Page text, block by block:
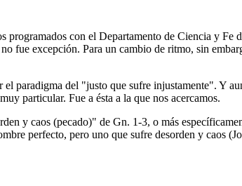
con el Departamento de Ciencia y Fe
fue excepción. Para un cambio de ritmo, sin
paradigma del "justo que sufre injustamente". Y
particular. Fue a ésta a la que nos acercamos.
y caos (pecado)" de Gn. 1-3, o más
perfecto, pero uno que sufre desorden y caos